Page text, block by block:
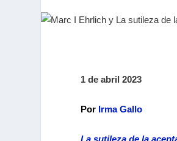
1 de abril 2023
Por Irma Gallo
La sutileza de la